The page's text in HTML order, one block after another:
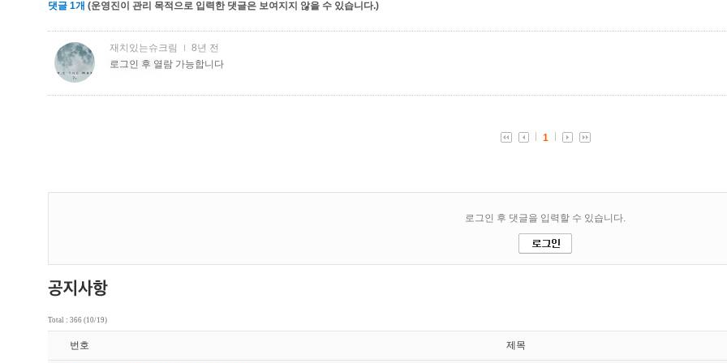
댓글 1개 (운영진이 관리 목적으로 입력한 댓글은 보여지지 않을 수 있습니다.)
Total : 366 (10/19)
번호 제목